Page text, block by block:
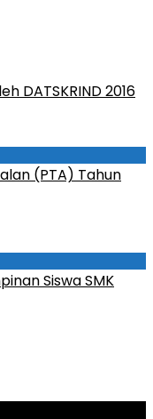
DATSKRIND 2016
(PTA) Tahun
Siswa SMK